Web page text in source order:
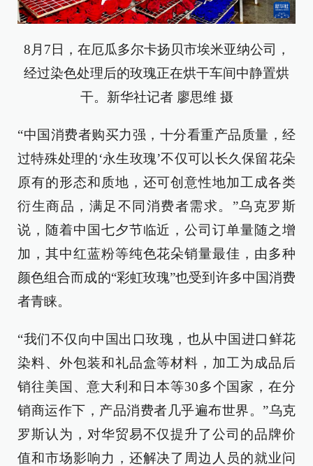
8月7日，在厄瓜多尔卡扬贝市埃米亚纳公司，
经过染色处理后的玫瑰正在烘干车间中静置烘
干。新华社记者 廖思维 摄
“中国消费者购买力强，十分看重产品质量，经
过特殊处理的‘永生玫瑰’不仅可以长久保留花朵
原有的形态和质地，还可创意性地加工成各类
衍生商品，满足不同消费者需求。”乌克罗斯
说，随着中国七夕节临近，公司订单量随之增
加，其中红蓝粉等纯色花朵销量最佳，由多种
颜色组合而成的“彩虹玫瑰”也受到许多中国消费
者青睐。
“我们不仅向中国出口玫瑰，也从中国进口鲜花
染料、外包装和礼品盒等材料，加工为成品后
销往美国、意大利和日本等30多个国家，在分
销商运作下，产品消费者几乎遍布世界。”乌克
罗斯认为，对华贸易不仅提升了公司的品牌价
值和市场影响力，还解决了周边人员的就业问